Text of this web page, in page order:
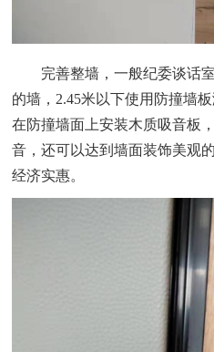
完善整墙，一般纪委谈话室
的墙，2.45米以下使用防撞墙
在防撞墙面上安装木质吸音板
音，还可以达到墙面装饰美观
经济实惠。